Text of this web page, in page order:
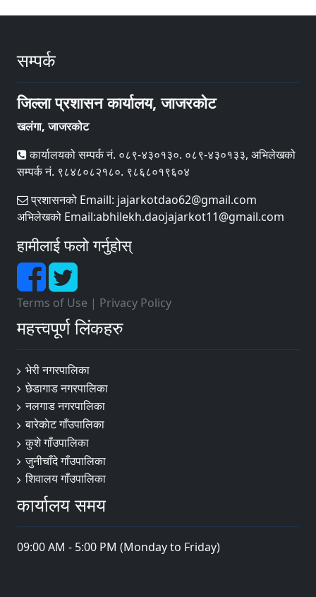
सम्पर्क
जिल्ला प्रशासन कार्यालय, जाजरकोट
खलंगा, जाजरकोट
कार्यालयको सम्पर्क नं. ०८९-४३०१३०. ०८९-४३०१३३, अभिलेखको
सम्पर्क नं. ९८४८०८२१८०. ९८६८०१९६०४
प्रशासनको Emaill: jajarkotdao62@gmail.com
अभिलेखको Email:abhilekh.daojajarkot11@gmail.com
हामीलाई फलो गर्नुहोस्
Terms of Use | Privacy Policy
महत्त्वपूर्ण लिंकहरु
भेरी नगरपालिका
छेडागाड नगरपालिका
नलगाड नगरपालिका
बारेकाेट गाँउपालिका
कुशे गाँउपालिका
जुनीचाँदे गाँउपालिका
शिवालय गाँउपालिका
कार्यालय समय
09:00 AM - 5:00 PM (Monday to Friday)